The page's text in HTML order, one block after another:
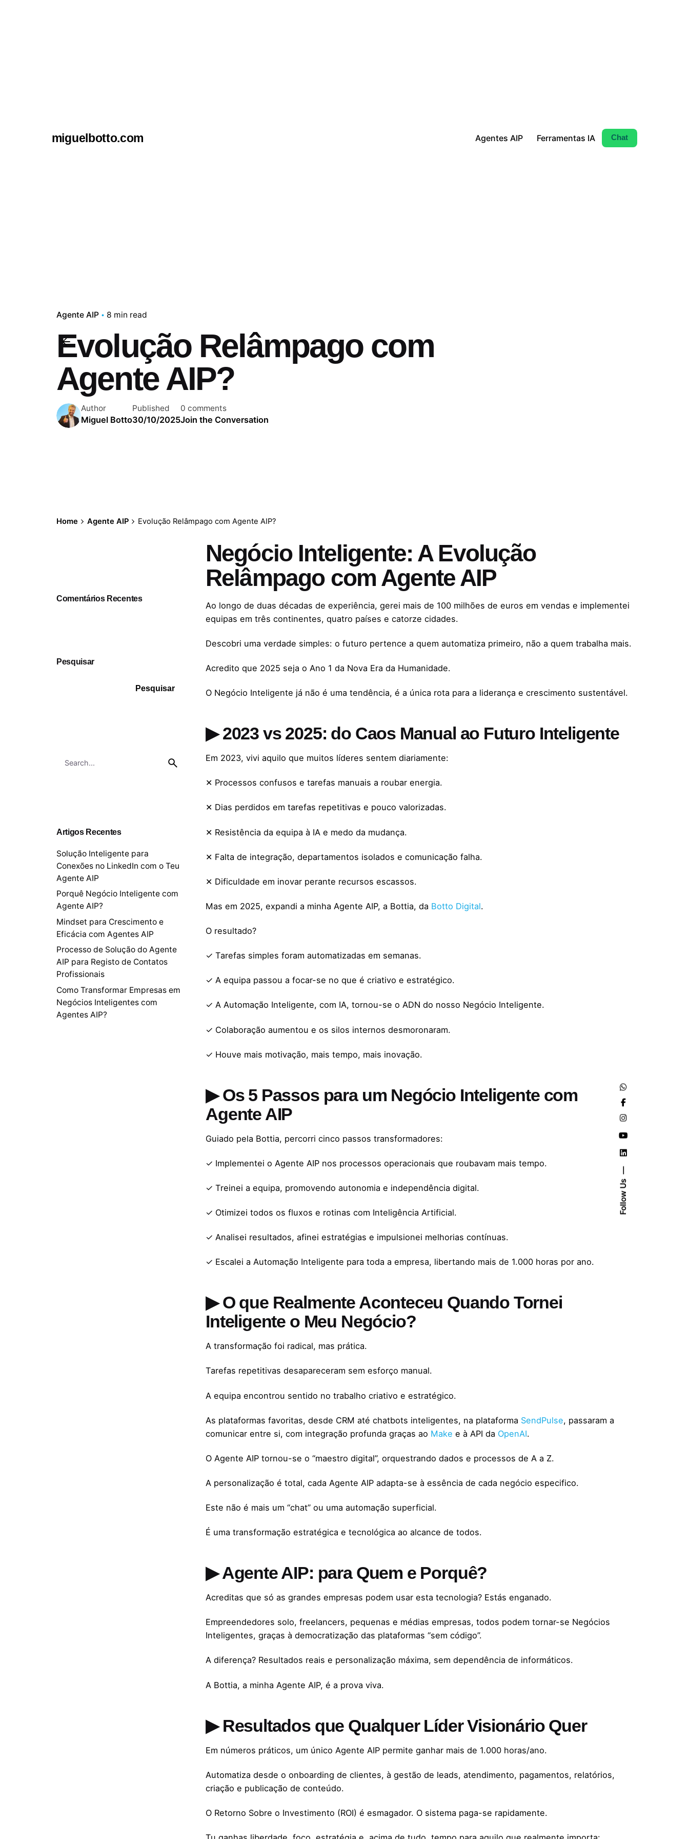
Follow Us
miguelbotto.com Agentes AIP Ferramentas IA Chat
Agente AIP 8 min read
Evolução Relâmpago com
Agente AIP?
Author
Miguel Botto
Published
30/10/2025
0 comments
Join the Conversation
Home Agente AIP Evolução Relâmpago com Agente AIP?
Comentários Recentes
Pesquisar
Pesquisar
Artigos Recentes
Solução Inteligente para
Conexões no LinkedIn com o Teu
Agente AIP
Porquê Negócio Inteligente com
Agente AIP?
Mindset para Crescimento e
Eficácia com Agentes AIP
Processo de Solução do Agente
AIP para Registo de Contatos
Profissionais
Como Transformar Empresas em
Negócios Inteligentes com
Agentes AIP?
Negócio Inteligente: A Evolução
Relâmpago com Agente AIP
Ao longo de duas décadas de experiência, gerei mais de 100 milhões de euros em vendas e implementei
equipas em três continentes, quatro países e catorze cidades.
Descobri uma verdade simples: o futuro pertence a quem automatiza primeiro, não a quem trabalha mais.
Acredito que 2025 seja o Ano 1 da Nova Era da Humanidade.
O Negócio Inteligente já não é uma tendência, é a única rota para a liderança e crescimento sustentável.
▶ 2023 vs 2025: do Caos Manual ao Futuro Inteligente
Em 2023, vivi aquilo que muitos líderes sentem diariamente:
✕ Processos confusos e tarefas manuais a roubar energia.
✕ Dias perdidos em tarefas repetitivas e pouco valorizadas.
✕ Resistência da equipa à IA e medo da mudança.
✕ Falta de integração, departamentos isolados e comunicação falha.
✕ Dificuldade em inovar perante recursos escassos.
Mas em 2025, expandi a minha Agente AIP, a Bottia, da Botto Digital.
O resultado?
✓ Tarefas simples foram automatizadas em semanas.
✓ A equipa passou a focar-se no que é criativo e estratégico.
✓ A Automação Inteligente, com IA, tornou-se o ADN do nosso Negócio Inteligente.
✓ Colaboração aumentou e os silos internos desmoronaram.
✓ Houve mais motivação, mais tempo, mais inovação.
▶ Os 5 Passos para um Negócio Inteligente com
Agente AIP
Guiado pela Bottia, percorri cinco passos transformadores:
✓ Implementei o Agente AIP nos processos operacionais que roubavam mais tempo.
✓ Treinei a equipa, promovendo autonomia e independência digital.
✓ Otimizei todos os fluxos e rotinas com Inteligência Artificial.
✓ Analisei resultados, afinei estratégias e impulsionei melhorias contínuas.
✓ Escalei a Automação Inteligente para toda a empresa, libertando mais de 1.000 horas por ano.
▶ O que Realmente Aconteceu Quando Tornei
Inteligente o Meu Negócio?
A transformação foi radical, mas prática.
Tarefas repetitivas desapareceram sem esforço manual.
A equipa encontrou sentido no trabalho criativo e estratégico.
As plataformas favoritas, desde CRM até chatbots inteligentes, na plataforma SendPulse, passaram a
comunicar entre si, com integração profunda graças ao Make e à API da OpenAI.
O Agente AIP tornou-se o “maestro digital”, orquestrando dados e processos de A a Z.
A personalização é total, cada Agente AIP adapta-se à essência de cada negócio especifico.
Este não é mais um “chat” ou uma automação superficial.
É uma transformação estratégica e tecnológica ao alcance de todos.
▶ Agente AIP: para Quem e Porquê?
Acreditas que só as grandes empresas podem usar esta tecnologia? Estás enganado.
Empreendedores solo, freelancers, pequenas e médias empresas, todos podem tornar-se Negócios
Inteligentes, graças à democratização das plataformas “sem código”.
A diferença? Resultados reais e personalização máxima, sem dependência de informáticos.
A Bottia, a minha Agente AIP, é a prova viva.
▶ Resultados que Qualquer Líder Visionário Quer
Em números práticos, um único Agente AIP permite ganhar mais de 1.000 horas/ano.
Automatiza desde o onboarding de clientes, à gestão de leads, atendimento, pagamentos, relatórios,
criação e publicação de conteúdo.
O Retorno Sobre o Investimento (ROI) é esmagador. O sistema paga-se rapidamente.